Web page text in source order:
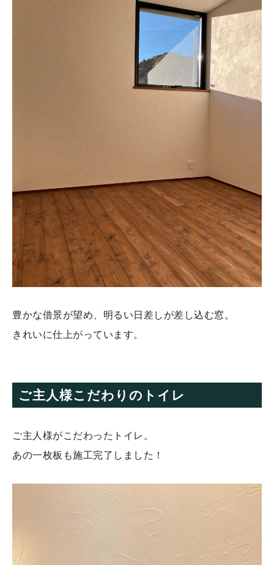
豊かな借景が望め、明るい日差しが差し込む窓。
きれいに仕上がっています。
ご主人様こだわりのトイレ
ご主人様がこだわったトイレ。
あの一枚板も施工完了しました！